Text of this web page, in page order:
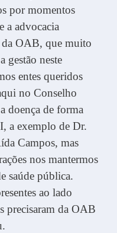
por momentos
a advocacia
da OAB, que muito
gestão neste
entes queridos
no Conselho
doença de forma
a exemplo de Dr.
Campos, mas
nos mantermos
saúde pública.
ao lado
precisaram da OAB